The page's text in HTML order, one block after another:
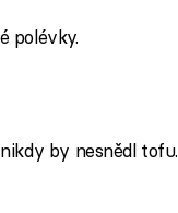
polévky.
by nesnědl tofu.